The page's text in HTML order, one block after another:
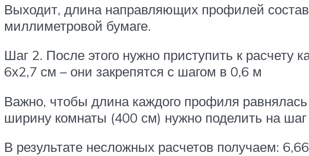
Выходит, длина направляющих профилей
миллиметровой бумаге.
Шаг 2. После этого нужно приступить к расчету
6х2,7 см – они закрепятся с шагом в 0,6 м
Важно, чтобы длина каждого профиля
ширину комнаты (400 см) нужно поделить на
В результате несложных расчетов получаем: